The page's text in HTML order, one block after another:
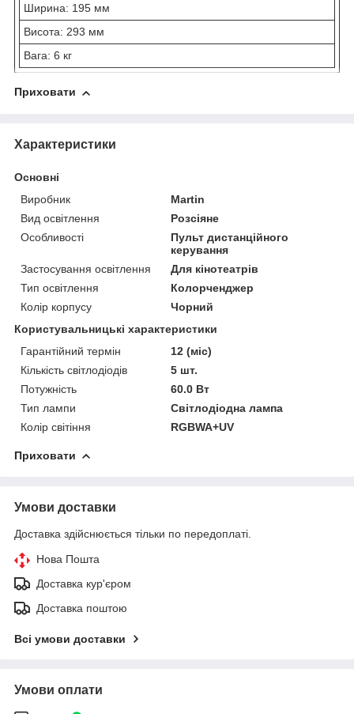
Ширина: 195 мм
Висота: 293 мм
Вага: 6 кг
Приховати
Характеристики
Основні
Виробник
Martin
Вид освітлення
Розсіяне
Особливості
Пульт дистанційного
керування
Застосування освітлення
Для кінотеатрів
Тип освітлення
Колорченджер
Колір корпусу
Чорний
Користувальницькі характеристики
Гарантійний термін
12 (міс)
Кількість світлодіодів
5 шт.
Потужність
60.0 Вт
Тип лампи
Світлодіодна лампа
Колір світіння
RGBWA+UV
Приховати
Умови доставки
Доставка здійснюється тільки по передоплаті.
Нова Пошта
Доставка кур'єром
Доставка поштою
Всі умови доставки
Умови оплати